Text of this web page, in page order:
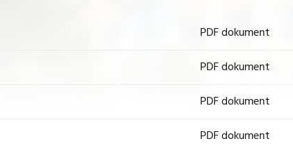
PDF dokument
PDF dokument
PDF dokument
PDF dokument